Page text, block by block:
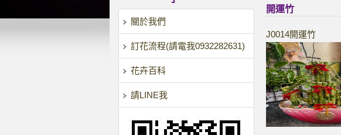
關於我們
訂花流程(請電我0932282631)
花卉百科
請LINE我
開運竹
J0014開運竹